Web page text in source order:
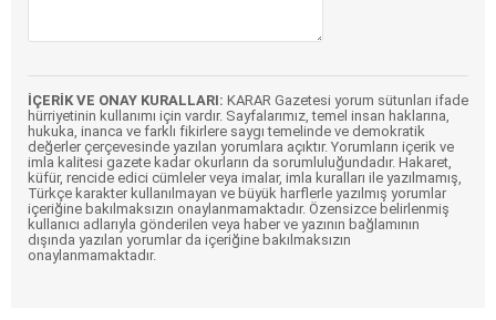
İÇERİK VE ONAY KURALLARI: KARAR Gazetesi yorum sütunları ifade
hürriyetinin kullanımı için vardır. Sayfalarımız, temel insan haklarına,
hukuka, inanca ve farklı fikirlere saygı temelinde ve demokratik
değerler çerçevesinde yazılan yorumlara açıktır. Yorumların içerik ve
imla kalitesi gazete kadar okurların da sorumluluğundadır. Hakaret,
küfür, rencide edici cümleler veya imalar, imla kuralları ile yazılmamış,
Türkçe karakter kullanılmayan ve büyük harflerle yazılmış yorumlar
içeriğine bakılmaksızın onaylanmamaktadır. Özensizce belirlenmiş
kullanıcı adlarıyla gönderilen veya haber ve yazının bağlamının
dışında yazılan yorumlar da içeriğine bakılmaksızın
onaylanmamaktadır.